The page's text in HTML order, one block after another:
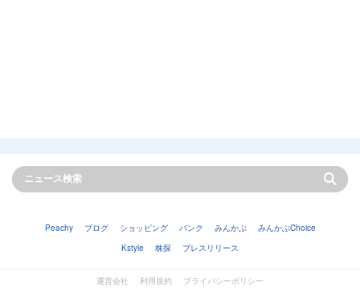
Peachy ブログ ショッピング バンク みんかぶ
みんかぶChoice
Kstyle
株探 プレスリリース
運営会社 利用規約
プライバシーポリシー